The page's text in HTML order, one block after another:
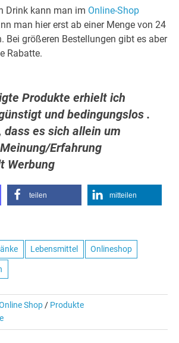
Drink kann man im Online-Shop
man hier erst ab einer Menge von 24
Bei größeren Bestellungen gibt es aber
Rabatte.
Produkte erhielt ich
und bedingungslos .
es sich allein um
Erfahrung
Werbung
teilen mitteilen
Lebensmittel Onlineshop
Shop / Produkte